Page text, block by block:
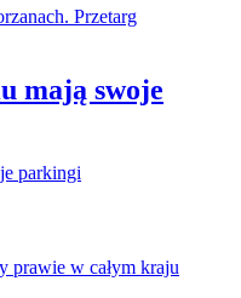
mają swoje
prawie w całym kraju